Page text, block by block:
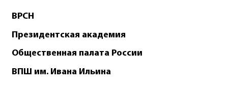
ВРСН
Президентская академия
Общественная палата России
ВПШ им. Ивана Ильина